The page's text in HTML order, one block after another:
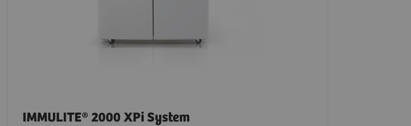
IMMULITE® 2000 XPi System